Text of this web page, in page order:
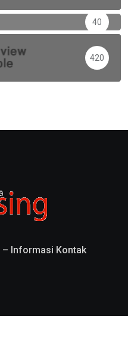
40
420
– Informasi Kontak